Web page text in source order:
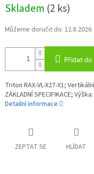
cena:
Skladem (2 ks)
Můžeme doručit do: 12.8.2026
Přidat do
Triton RAX-VL-X27-X1;
ZÁKLADNÍ SPECIFIKACE;
Detailní informace
ZEPTAT SE HLÍDAT